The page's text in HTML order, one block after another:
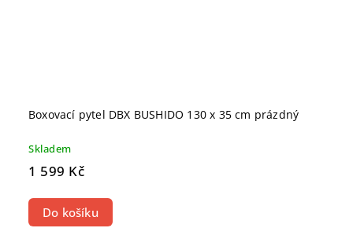
Boxovací pytel DBX BUSHIDO 130 x 35 cm prázdný
Skladem
1 599 Kč
Do košíku